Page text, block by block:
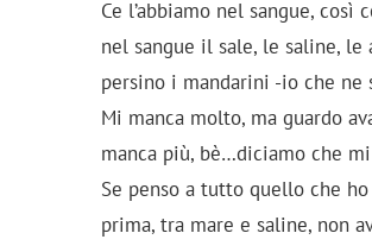
Ce l’abbiamo nel sangue, così
nel sangue il sale, le saline, le
persino i mandarini -io che ne
Mi manca molto, ma guardo
manca più, bè…diciamo che
Se penso a tutto quello che ho
prima, tra mare e saline, non